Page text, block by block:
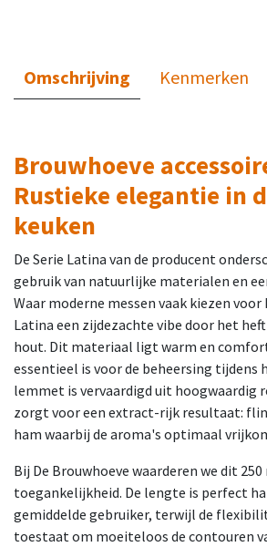
Omschrijving Kenmerken
Brouwhoeve
Rustieke elegantie in
keuken
De Serie Latina van de producent
gebruik van natuurlijke materialen en
Waar moderne messen vaak kiezen
Latina een zijdezachte vibe door het
hout. Dit materiaal ligt warm en
essentieel is voor de beheersing tijdens
lemmet is vervaardigd uit hoogwaardig
zorgt voor een extract-rijk resultaat:
ham waarbij de aroma's optimaal
Bij De Brouwhoeve waarderen we dit
toegankelijkheid. De lengte is perfect
gemiddelde gebruiker, terwijl de
toestaat om moeiteloos de contouren